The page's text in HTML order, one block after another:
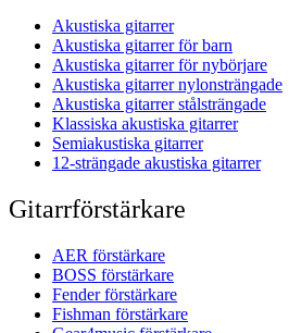
Akustiska gitarrer
Akustiska gitarrer för barn
Akustiska gitarrer för nybörjare
Akustiska gitarrer nylonsträngade
Akustiska gitarrer stålsträngade
Klassiska akustiska gitarrer
Semiakustiska gitarrer
12-strängade akustiska gitarrer
Gitarrförstärkare
AER förstärkare
BOSS förstärkare
Fender förstärkare
Fishman förstärkare